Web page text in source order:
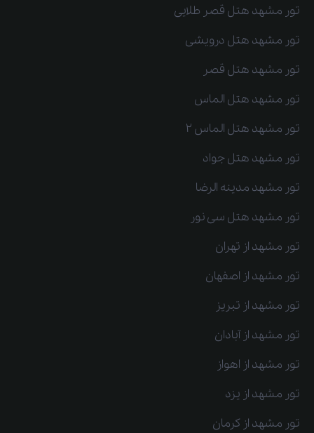
تور مشهد هتل قصر طلایی
تور مشهد هتل درویشی
تور مشهد هتل قصر
تور مشهد هتل الماس
تور مشهد هتل الماس 2
تور مشهد هتل جواد
تور مشهد مدینه الرضا
تور مشهد هتل سی نور
تور مشهد از تهران
تور مشهد از اصفهان
تور مشهد از تبریز
تور مشهد از آبادان
تور مشهد از اهواز
تور مشهد از یزد
تور مشهد از کرمان